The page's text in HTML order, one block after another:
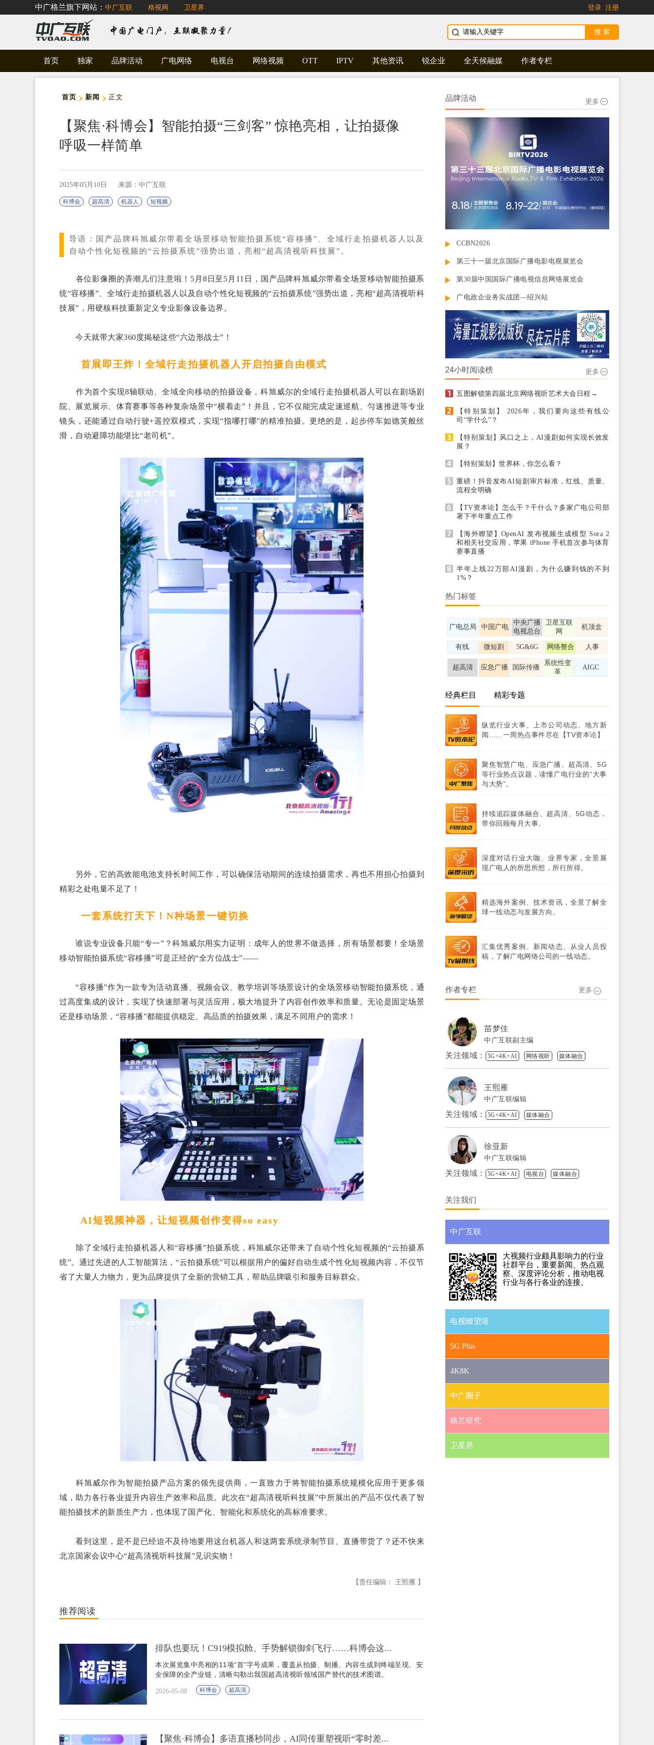
中广格兰旗下网站： 中广互联 格视网 卫星界 登录 注册
首页 独家 品牌活动 广电网络 电视台 网络视频 OTT IPTV 其他资讯 锐企业 全天候融媒 作者专栏
首页 新闻 正文
【聚焦·科博会】智能拍摄“三剑客” 惊艳亮相，让拍摄像
呼吸一样简单
2025年05月10日 来源：中广互联
科博会 超高清 机器人 短视频
导语：
国产品牌科旭威尔带着全场景移动智能拍摄系统“容移播”、全域行走拍摄机器人以及
自动个性化短视频的“云拍摄系统”强势出道，亮相“超高清视听科技展”。
各位影像圈的弄潮儿们注意啦！5月8日至5月11日，国产品牌科旭威尔带着全场景移动智能拍摄系
统“容移播”、全域行走拍摄机器人以及自动个性化短视频的“云拍摄系统”强势出道，亮相“超高清视听科
技展”，用硬核科技重新定义专业影像设备边界。
今天就带大家360度揭秘这些“六边形战士”！
首展即王炸！全域行走拍摄机器人开启拍摄自由模式
作为首个实现8轴联动、全域全向移动的拍摄设备，科旭威尔的全域行走拍摄机器人可以在剧场剧
院、展览展示、体育赛事等各种复杂场景中“横着走”！并且，它不仅能完成定速巡航、匀速推进等专业
镜头，还能通过自动行驶+遥控双模式，实现“指哪打哪”的精准拍摄。更绝的是，起步停车如德芙般丝
滑，自动避障功能堪比“老司机”。
另外，它的高效能电池支持长时间工作，可以确保活动期间的连续拍摄需求，再也不用担心拍摄到
精彩之处电量不足了！
一套系统打天下！N种场景一键切换
谁说专业设备只能“专一”？科旭威尔用实力证明：成年人的世界不做选择，所有场景都要！全场景
移动智能拍摄系统“容移播”可是正经的“全方位战士”——
“容移播”作为一款专为活动直播、视频会议、教学培训等场景设计的全场景移动智能拍摄系统，通
过高度集成的设计，实现了快速部署与灵活应用，极大地提升了内容创作效率和质量。无论是固定场景
还是移动场景，“容移播”都能提供稳定、高品质的拍摄效果，满足不同用户的需求！
AI短视频神器，让短视频创作变得so easy
除了全域行走拍摄机器人和“容移播”拍摄系统，科旭威尔还带来了自动个性化短视频的“云拍摄系
统”。通过先进的人工智能算法，“云拍摄系统”可以根据用户的偏好自动生成个性化短视频内容，不仅节
省了大量人力物力，更为品牌提供了全新的营销工具，帮助品牌吸引和服务目标群众。
科旭威尔作为智能拍摄产品方案的领先提供商，一直致力于将智能拍摄系统规模化应用于更多领
域，助力各行各业提升内容生产效率和品质。此次在“超高清视听科技展”中所展出的产品不仅代表了智
能拍摄技术的新质生产力，也体现了国产化、智能化和系统化的高标准要求。
看到这里，是不是已经迫不及待地要用这台机器人和这两套系统录制节目、直播带货了？还不快来
北京国家会议中心“超高清视听科技展”见识实物！
【责任编辑： 王熙雁 】
推荐阅读
排队也要玩！C919模拟舱、手势解锁御剑飞行……科博会这...
本次展览集中亮相的11项“首”字号成果，覆盖从拍摄、制播、内容生成到终端呈现、安
全保障的全产业链，清晰勾勒出我国超高清视听领域国产替代的技术图谱。
2026-05-08 科博会 超高清
【聚焦·科博会】多语直播秒同步，AI同传重塑视听“零时差...
品牌活动 更多
CCBN2026
第三十一届北京国际广播电影电视展览会
第30届中国国际广播电视信息网络展览会
广电政企业务实战团—绍兴站
24小时阅读榜 更多
五图解锁第四届北京网络视听艺术大会日程→
【特别策划】 2026年，我们要向这些有线公
司“学什么”？
【特别策划】风口之上，AI漫剧如何实现长效发
展？
【特别策划】世界杯，你怎么看？
重磅！抖音发布AI短剧审片标准，红线、质量、
流程全明确
【TV资本论】怎么干？干什么？多家广电公司部
署下半年重点工作
【海外瞭望】OpenAI 发布视频生成模型 Sora 2
和相关社交应用，苹果 iPhone 手机首次参与体育
赛事直播
半年上线22万部AI漫剧，为什么赚到钱的不到
1%？
热门标签
广电总局 中国广电
中央广播
电视总台
卫星互联
网
机顶盒
有线 微短剧 5G&6G 网络整合 人事
超高清 应急广播 国际传播
系统性变
革
AIGC
经典栏目 精彩专题
纵览行业大事、上市公司动态、地方新
闻……一周热点事件尽在【TV资本论】
聚焦智慧广电、应急广播、超高清、5G
等行业热点议题，读懂广电行业的“大事
与大势”。
持续追踪媒体融合、超高清、5G动态，
带你回顾每月大事。
深度对话行业大咖、业界专家，全景展
现广电人的所思所想，所行所得。
精选海外案例、技术资讯，全景了解全
球一线动态与发展方向。
汇集优秀案例、新闻动态、从业人员投
稿，了解广电网络公司的一线动态。
作者专栏 更多
苗梦佳
中广互联副主编
关注领域： 5G+4K+AI 网络视听 媒体融合
王熙雁
中广互联编辑
关注领域： 5G+4K+AI 媒体融合
徐亚新
中广互联编辑
关注领域： 5G+4K+AI 电视台 媒体融合
关注我们
中广互联
大视频行业颇具影响力的行业
社群平台，重要新闻、热点观
察、深度评论分析，推动电视
行业与各行各业的连接。
电视瞭望塔
5G Plus
4K8K
中广圈子
格兰研究
卫星界